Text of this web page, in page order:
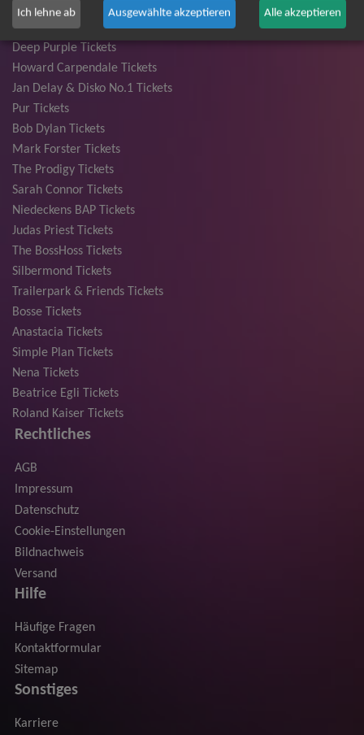
Die Fantastischen Vier Tickets
Herbert Grönemeyer Tickets
Deep Purple Tickets
Howard Carpendale Tickets
Jan Delay & Disko No.1 Tickets
Pur Tickets
Bob Dylan Tickets
Mark Forster Tickets
The Prodigy Tickets
Sarah Connor Tickets
Niedeckens BAP Tickets
Judas Priest Tickets
The BossHoss Tickets
Silbermond Tickets
Trailerpark & Friends Tickets
Bosse Tickets
Anastacia Tickets
Simple Plan Tickets
Nena Tickets
Beatrice Egli Tickets
Roland Kaiser Tickets
Rechtliches
AGB
Impressum
Datenschutz
Cookie-Einstellungen
Bildnachweis
Versand
Hilfe
Häufige Fragen
Kontaktformular
Sitemap
Sonstiges
Karriere
Ich lehne ab Ausgewählte akzeptieren Alle akzeptieren